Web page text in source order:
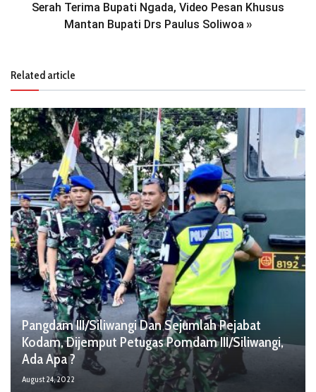
Serah Terima Bupati Ngada, Video Pesan Khusus
Mantan Bupati Drs Paulus Soliwoa »
Related article
Pangdam III/Siliwangi Dan Sejumlah Pejabat
Kodam, Dijemput Petugas Pomdam III/Siliwangi,
Ada Apa ?
August 24, 2022